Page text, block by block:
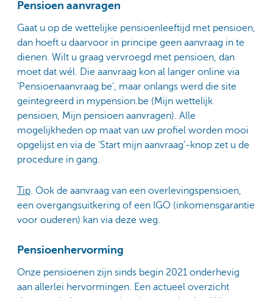
Pensioen aanvragen
Gaat u op de wettelijke pensioenleeftijd met pensioen,
dan hoeft u daarvoor in principe geen aanvraag in te
dienen. Wilt u graag vervroegd met pensioen, dan
moet dat wél. Die aanvraag kon al langer online via
‘Pensioenaanvraag.be’, maar onlangs werd die site
geïntegreerd in mypension.be (Mijn wettelijk
pensioen, Mijn pensioen aanvragen). Alle
mogelijkheden op maat van uw profiel worden mooi
opgelijst en via de ‘Start mijn aanvraag’-knop zet u de
procedure in gang.
Tip. Ook de aanvraag van een overlevingspensioen,
een overgangsuitkering of een IGO (inkomensgarantie
voor ouderen) kan via deze weg.
Pensioenhervorming
Onze pensioenen zijn sinds begin 2021 onderhevig
aan allerlei hervormingen. Een actueel overzicht